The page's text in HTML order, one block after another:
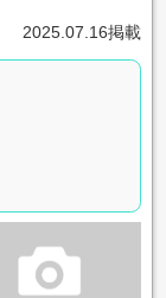
2025.07.16掲載